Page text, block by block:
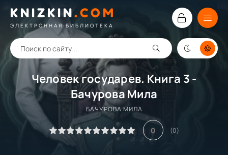
KNIZKIN.COM
ЭЛЕКТРОННАЯ БИБЛИОТЕКА
Человек государев. Книга 3 -
Бачурова Мила
БАЧУРОВА МИЛА
0 (0)